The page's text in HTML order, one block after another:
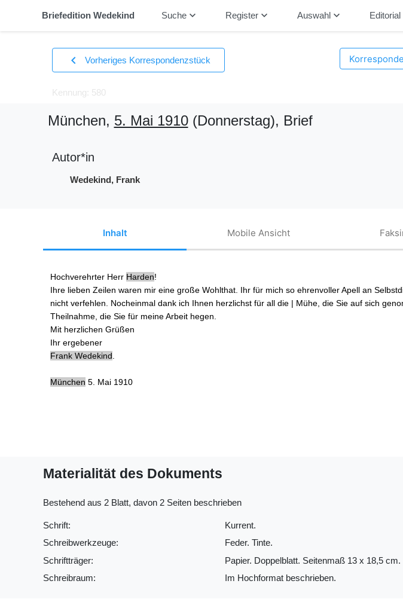
Briefedition Wedekind Suchekeyboard_arrow_down Registerkeyboard_arrow_down Auswahlkeyboard_arrow_down Editorial
chevron_left Vorheriges Korrespondenzstück
Kennung: 580
München, 5. Mai 1910(Donnerstag), Brief
Autor*in
Wedekind, Frank
Inhalt Mobile Ansicht
Hochverehrter Herr Harden!
Ihre lieben Zeilen waren mir eine große Wohlthat. Ihr für mich so ehrenvollerApellan
nicht verfehlen. Nocheinmal dank ich Ihnen herzlichst für all die | Mühe, die Sie auf sich
Theilnahme, die Sie für meine Arbeit hegen.
Mit herzlichen Grüßen
Ihr ergebener
Frank Wedekind
München 5. Mai 1910
Materialität des Dokuments
Bestehend aus 2 Blatt, davon 2 Seiten beschrieben
Schrift:
Kurrent.
Schreibwerkzeuge:
Feder. Tinte.
Schriftträger:
Papier. Doppelblatt. Seitenmaß 13 x 18,5 cm.
Schreibraum:
Im Hochformat beschrieben.